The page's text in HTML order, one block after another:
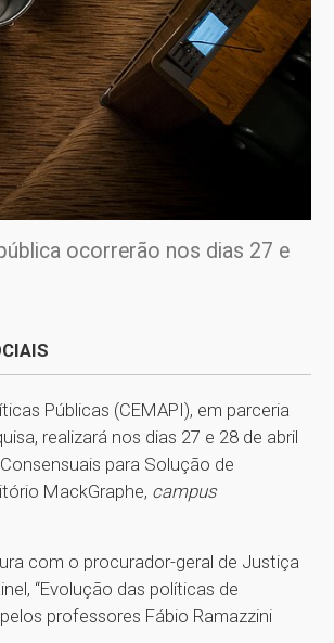
ocorrerão nos dias 27 e
Públicas (CEMAPI), em parceria
realizará nos dias 27 e 28 de abril
para Solução de
MackGraphe, campus
com o procurador-geral de Justiça
“Evolução das políticas de
professores Fábio Ramazzini